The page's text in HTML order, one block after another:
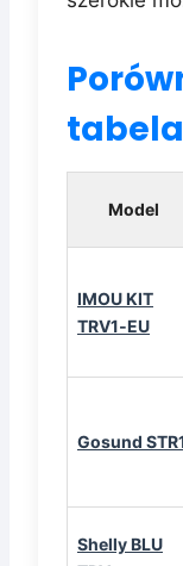
tabela
Model
IMOU KIT
TRV1‑EU
Gosund
Shelly BLU